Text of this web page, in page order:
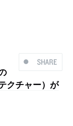
SHARE
クチャー）が